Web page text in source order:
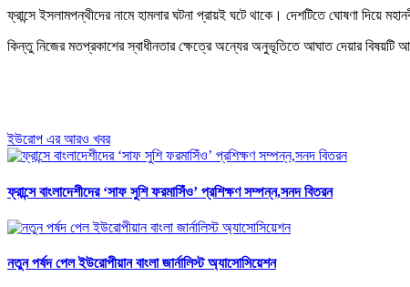
ফ্রান্সে ইসলামপন্থীদের নামে হামলার ঘটনা প্রায়ই ঘটে থাকে। দেশটিতে ঘোষণা দিয়ে
কিন্তু নিজের মতপ্রকাশের স্বাধীনতার ক্ষেত্রে অন্যের অনুভূতিতে আঘাত দেয়ার বিষয়টি
ইউরোপ এর আরও খবর
ফ্রান্সে বাংলাদেশীদের ‘সাফ সুশি ফরমাসিঁও’ প্রশিক্ষণ সম্পন্ন,সনদ বিতরন
নতুন পর্ষদ পেল ইউরোপীয়ান বাংলা জার্নালিস্ট অ্যাসোসিয়েশন